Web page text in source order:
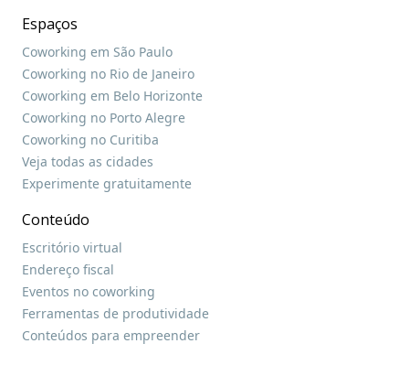
Espaços
Coworking em São Paulo
Coworking no Rio de Janeiro
Coworking em Belo Horizonte
Coworking no Porto Alegre
Coworking no Curitiba
Veja todas as cidades
Experimente gratuitamente
Conteúdo
Escritório virtual
Endereço fiscal
Eventos no coworking
Ferramentas de produtividade
Conteúdos para empreender